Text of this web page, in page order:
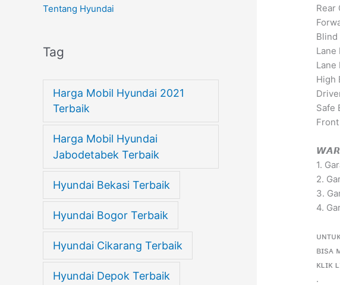
Tentang Hyundai
Tag
Harga Mobil Hyundai 2021
Terbaik
Harga Mobil Hyundai
Jabodetabek Terbaik
Hyundai Bekasi Terbaik
Hyundai Bogor Terbaik
Hyundai Cikarang Terbaik
Hyundai Depok Terbaik
Rear
Blind
Lane
Lane
High
Safe
1.
2.
3.
4.
ʙɪsᴀ
ᴋʟɪᴋ
.